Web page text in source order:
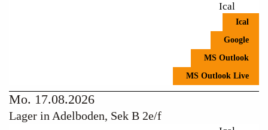
Ical
Ical
Google
MS Outlook
MS Outlook Live
Mo. 17.08.2026
Lager in Adelboden, Sek B 2e/f